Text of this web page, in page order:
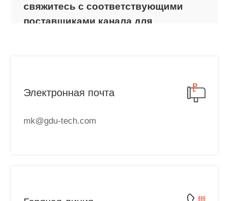
свяжитесь с соответствующими
поставщиками канала для
обслуживания ГДУ:
внутренними проблемами качества
обслуживание.
Электронная почта
mk@gdu-tech.com